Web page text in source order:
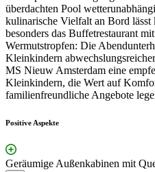
überdachten Pool
kulinarische Vielfalt an Bord
besonders das Buffetrestaurant
Wermutstropfen: Die
Kleinkindern
MS Nieuw Amsterdam eine
Kleinkindern, die Wert auf
familienfreundliche Angebote
Positive Aspekte
Geräumige Außenkabinen mit